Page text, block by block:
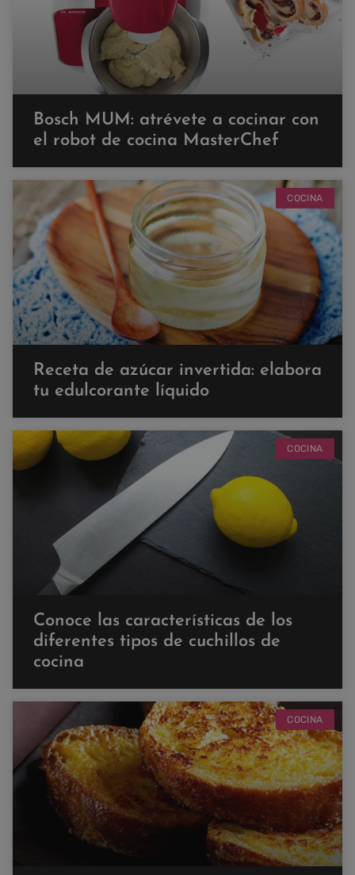
Bosch MUM: atrévete a cocinar con
el robot de cocina MasterChef
COCINA
Receta de azúcar invertida: elabora
tu edulcorante líquido
COCINA
Conoce las características de los
diferentes tipos de cuchillos de
cocina
COCINA